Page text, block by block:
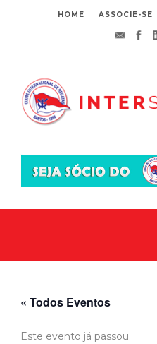
HOME ASSOCIE-SE
« Todos Eventos
Este evento já passou.